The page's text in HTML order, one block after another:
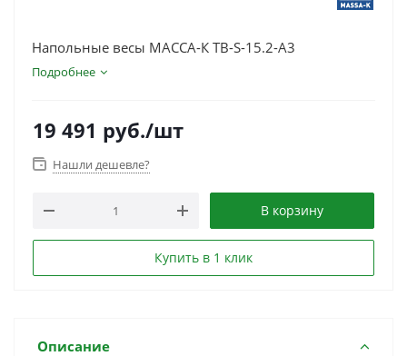
Напольные весы МАССА-К ТВ-S-15.2-А3
Подробнее
19 491 руб./шт
Нашли дешевле?
В корзину
Купить в 1 клик
Описание